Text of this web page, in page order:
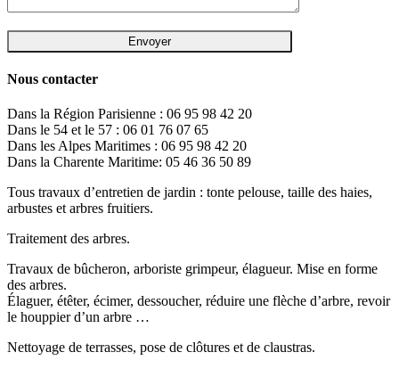
Nous contacter
Dans la Région Parisienne : 06 95 98 42 20
Dans le 54 et le 57 : 06 01 76 07 65
Dans les Alpes Maritimes : 06 95 98 42 20
Dans la Charente Maritime: 05 46 36 50 89
Tous travaux d’entretien de jardin : tonte pelouse, taille des haies,
arbustes et arbres fruitiers.
Traitement des arbres.
Travaux de bûcheron, arboriste grimpeur, élagueur. Mise en forme
des arbres.
Élaguer, étêter, écimer, dessoucher, réduire une flèche d’arbre, revoir
le houppier d’un arbre …
Nettoyage de terrasses, pose de clôtures et de claustras.